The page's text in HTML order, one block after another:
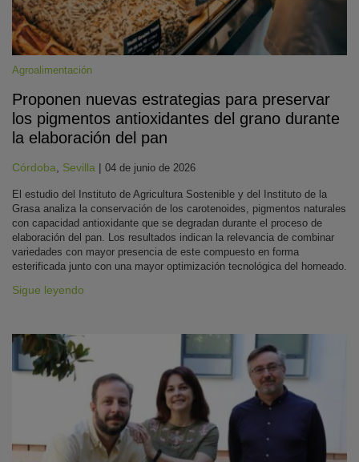
Agroalimentación
Proponen nuevas estrategias para preservar
los pigmentos antioxidantes del grano durante
la elaboración del pan
Córdoba Sevilla | 04 de junio de 2026
El estudio del Instituto de Agricultura Sostenible y del Instituto de la
Grasa analiza la conservación de los carotenoides, pigmentos naturales
con capacidad antioxidante que se degradan durante el proceso de
elaboración del pan. Los resultados indican la relevancia de combinar
variedades con mayor presencia de este compuesto en forma
esterificada junto con una mayor optimización tecnológica del horneado.
Sigue leyendo